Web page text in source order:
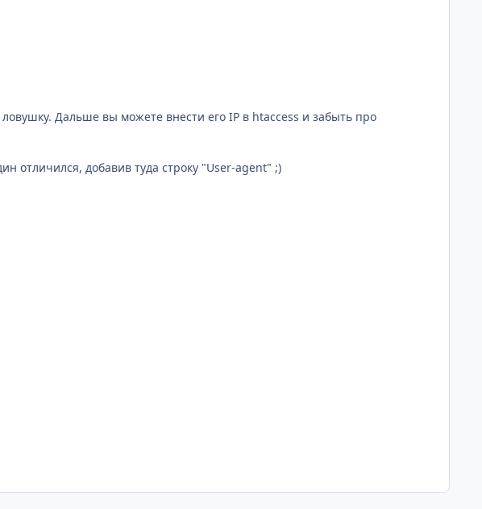
Дальше вы можете внести его IP в htaccess и забыть про
отличился, добавив туда строку "User-agent" ;)